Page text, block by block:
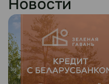
Новости